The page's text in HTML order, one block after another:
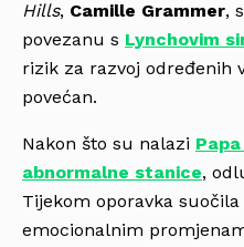
Hills, Camille Grammer,
povezanu s Lynchovim
rizik za razvoj određenih
povećan.
Nakon što su nalazi
abnormalne stanice,
Tijekom oporavka
emocionalnim